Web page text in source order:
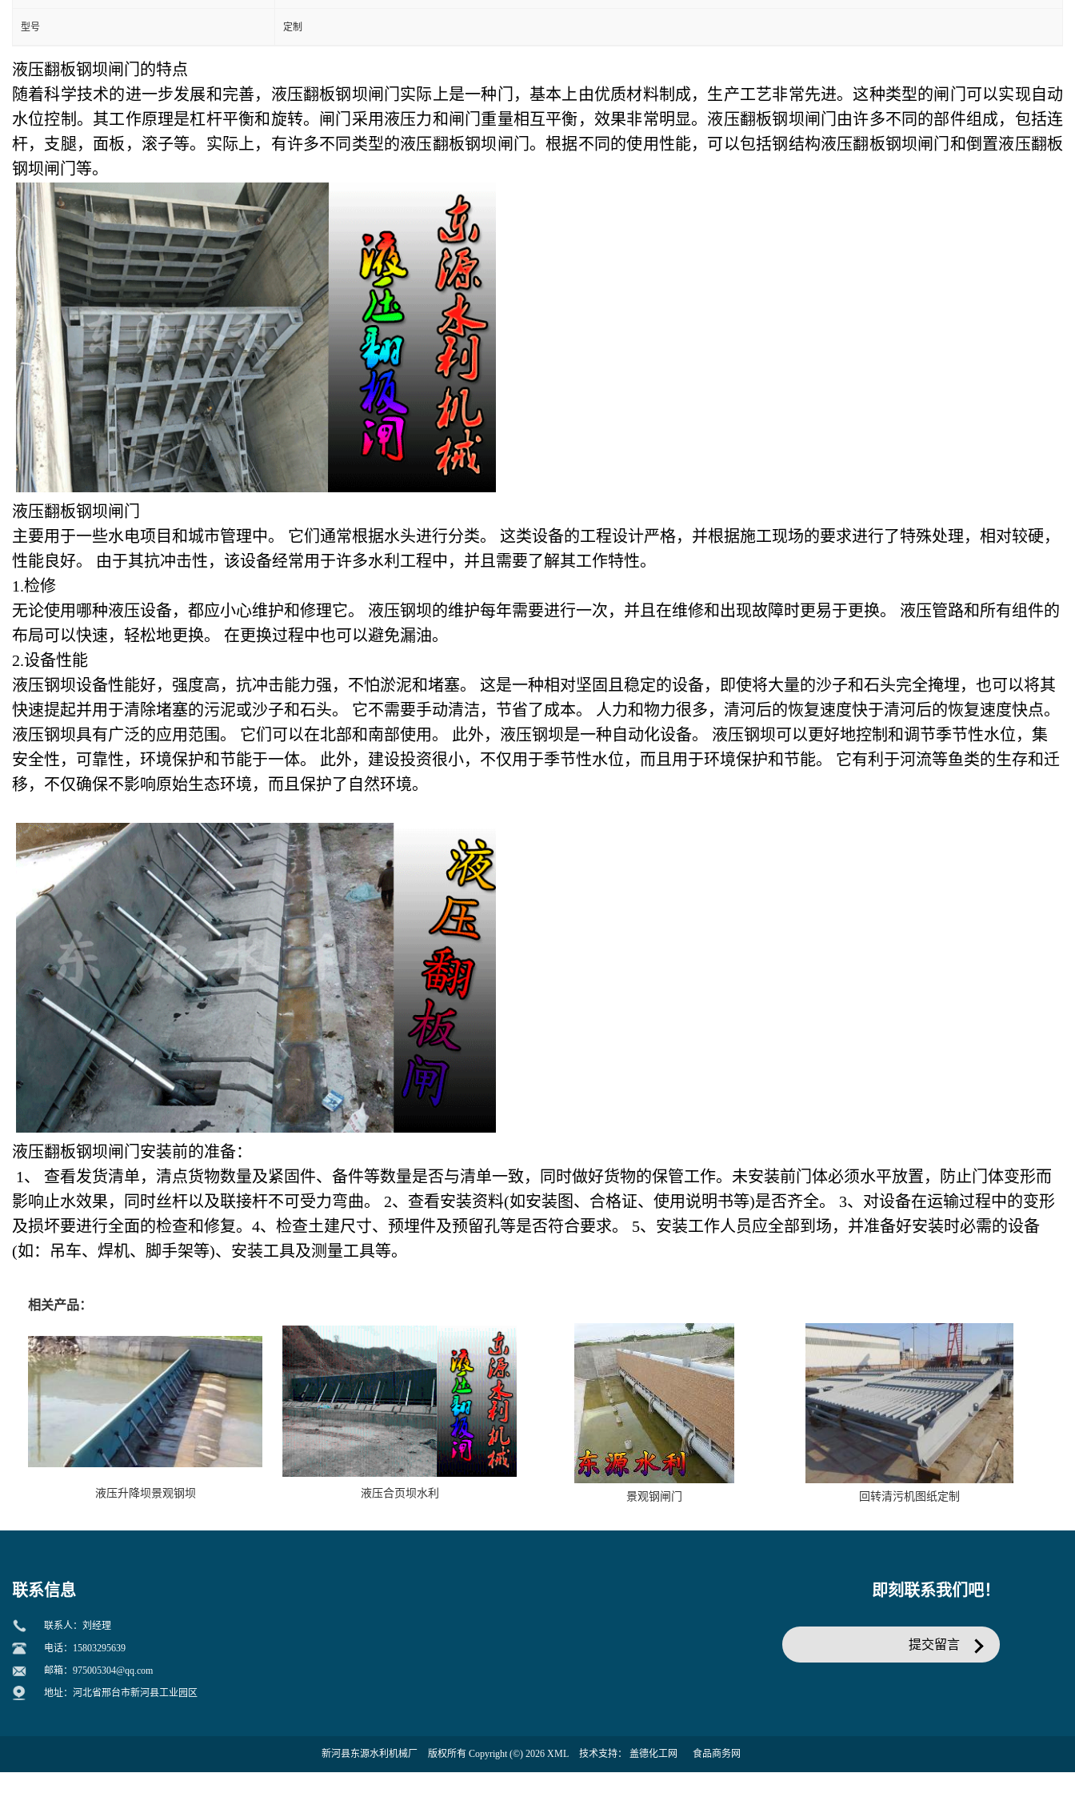
型号 定制
液压翻板钢坝闸门的特点
随着科学技术的进一步发展和完善，液压翻板钢坝闸门实际上是一种门，基本上由优质材料制成，生产工艺非常先进。这种类型的闸门可以实现自动
水位控制。其工作原理是杠杆平衡和旋转。闸门采用液压力和闸门重量相互平衡，效果非常明显。液压翻板钢坝闸门由许多不同的部件组成，包括连
杆，支腿，面板，滚子等。实际上，有许多不同类型的液压翻板钢坝闸门。根据不同的使用性能，可以包括钢结构液压翻板钢坝闸门和倒置液压翻板
钢坝闸门等。
液压翻板钢坝闸门
主要用于一些水电项目和城市管理中。 它们通常根据水头进行分类。 这类设备的工程设计严格，并根据施工现场的要求进行了特殊处理，相对较硬，
性能良好。 由于其抗冲击性，该设备经常用于许多水利工程中，并且需要了解其工作特性。
1.检修
无论使用哪种液压设备，都应小心维护和修理它。 液压钢坝的维护每年需要进行一次，并且在维修和出现故障时更易于更换。 液压管路和所有组件的
布局可以快速，轻松地更换。 在更换过程中也可以避免漏油。
2.设备性能
液压钢坝设备性能好，强度高，抗冲击能力强，不怕淤泥和堵塞。 这是一种相对坚固且稳定的设备，即使将大量的沙子和石头完全掩埋，也可以将其
快速提起并用于清除堵塞的污泥或沙子和石头。 它不需要手动清洁，节省了成本。 人力和物力很多，清河后的恢复速度快于清河后的恢复速度快点。
液压钢坝具有广泛的应用范围。 它们可以在北部和南部使用。 此外，液压钢坝是一种自动化设备。 液压钢坝可以更好地控制和调节季节性水位，集
安全性，可靠性，环境保护和节能于一体。 此外，建设投资很小，不仅用于季节性水位，而且用于环境保护和节能。 它有利于河流等鱼类的生存和迁
移，不仅确保不影响原始生态环境，而且保护了自然环境。
液压翻板钢坝闸门安装前的准备：
1、 查看发货清单，清点货物数量及紧固件、备件等数量是否与清单一致，同时做好货物的保管工作。未安装前门体必须水平放置，防止门体变形而
影响止水效果，同时丝杆以及联接杆不可受力弯曲。 2、查看安装资料(如安装图、合格证、使用说明书等)是否齐全。 3、对设备在运输过程中的变形
及损坏要进行全面的检查和修复。4、检查土建尺寸、预埋件及预留孔等是否符合要求。 5、安装工作人员应全部到场，并准备好安装时必需的设备
(如：吊车、焊机、脚手架等)、安装工具及测量工具等。
相关产品：
液压升降坝景观钢坝 液压合页坝水利 景观钢闸门 回转清污机图纸定制
联系信息
联系人：刘经理
电话：15803295639
邮箱： 975005304@qq.com
地址：河北省邢台市新河县工业园区
即刻联系我们吧！
提交留言
新河县东源水利机械厂 版权所有 Copyright (©) 2026 XML 技术支持： 盖德化工网 食品商务网